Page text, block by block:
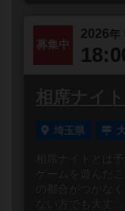
募集中
2026年
相席ナイ
埼玉県
相席ナイトとは
ゲームを遊んだ
の都合がつかな
ない方でも大丈...